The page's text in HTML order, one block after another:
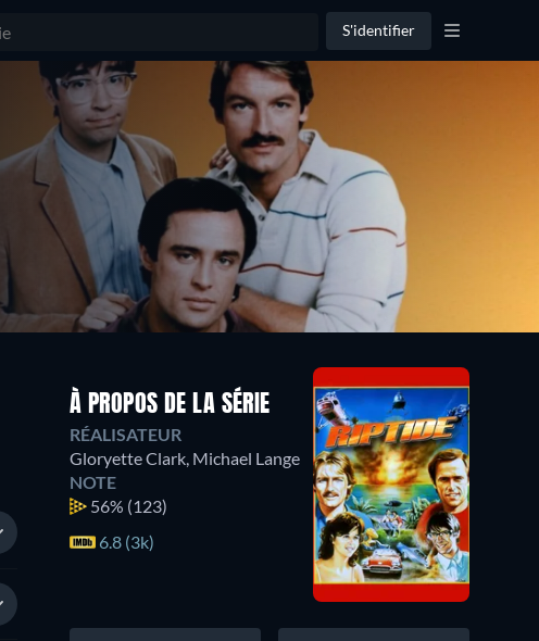
S'identifier
À PROPOS DE LA SÉRIE
RÉALISATEUR
Gloryette Clark, Michael Lange
NOTE
56% (123)
6.8 (3k)